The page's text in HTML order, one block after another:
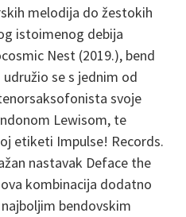
melodija do žestokih
istoimenog debija
Nest (2019.), bend
udružio se s jednim od
svoje
Lewisom, te
etiketi Impulse! Records.
nastavak Deface the
kombinacija dodatno
bendovskim